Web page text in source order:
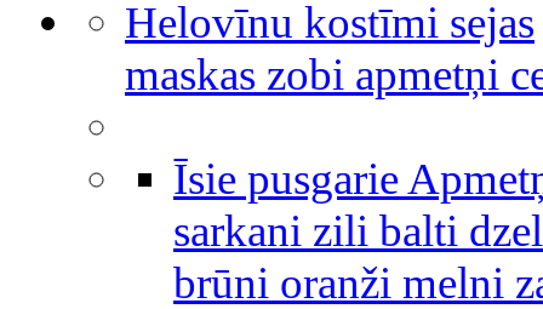
Helovīnu kostīmi sejas
maskas zobi apmetņi
Īsie pusgarie
sarkani zili balti
brūni oranži melni